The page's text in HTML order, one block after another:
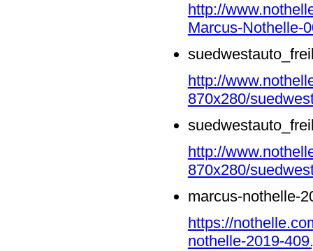
http://
Marcus-Nothelle-
http://
870x280/
http://
870x280/
marcus-nothelle-
https://
nothelle-2019-